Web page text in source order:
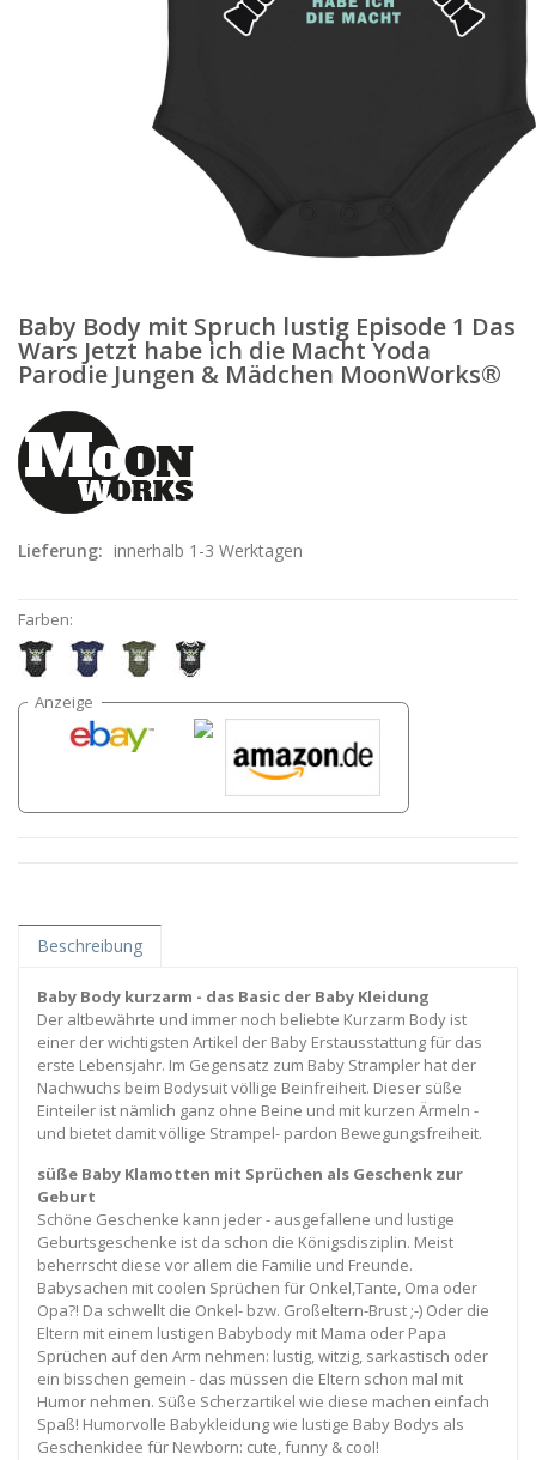
Baby Body mit Spruch lustig Episode 1 Das
Wars Jetzt habe ich die Macht Yoda
Parodie Jungen & Mädchen MoonWorks®
Lieferung: innerhalb 1-3 Werktagen
Farben:
Beschreibung
Baby Body kurzarm - das Basic der Baby Kleidung
Der altbewährte und immer noch beliebte Kurzarm Body ist
einer der wichtigsten Artikel der Baby Erstausstattung für das
erste Lebensjahr. Im Gegensatz zum Baby Strampler hat der
Nachwuchs beim Bodysuit völlige Beinfreiheit. Dieser süße
Einteiler ist nämlich ganz ohne Beine und mit kurzen Ärmeln -
und bietet damit völlige Strampel- pardon Bewegungsfreiheit.
süße Baby Klamotten mit Sprüchen als Geschenk zur
Geburt
Schöne Geschenke kann jeder - ausgefallene und lustige
Geburtsgeschenke ist da schon die Königsdisziplin. Meist
beherrscht diese vor allem die Familie und Freunde.
Babysachen mit coolen Sprüchen für Onkel,Tante, Oma oder
Opa?! Da schwellt die Onkel- bzw. Großeltern-Brust ;-) Oder die
Eltern mit einem lustigen Babybody mit Mama oder Papa
Sprüchen auf den Arm nehmen: lustig, witzig, sarkastisch oder
ein bisschen gemein - das müssen die Eltern schon mal mit
Humor nehmen. Süße Scherzartikel wie diese machen einfach
Spaß! Humorvolle Babykleidung wie lustige Baby Bodys als
Geschenkidee für Newborn: cute, funny & cool!